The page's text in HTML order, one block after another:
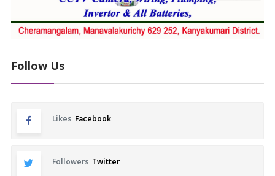
Follow Us
Likes Facebook
Followers Twitter